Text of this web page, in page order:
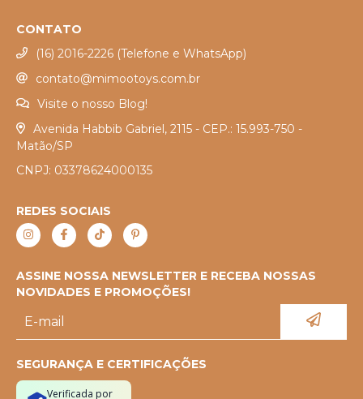
CONTATO
(16) 2016-2226 (Telefone e WhatsApp)
contato@mimootoys.com.br
Visite o nosso Blog!
Avenida Habbib Gabriel, 2115 - CEP.: 15.993-750 -
Matão/SP
CNPJ: 03378624000135
REDES SOCIAIS
ASSINE NOSSA NEWSLETTER E RECEBA NOSSAS
NOVIDADES E PROMOÇÕES!
SEGURANÇA E CERTIFICAÇÕES
Verificada por